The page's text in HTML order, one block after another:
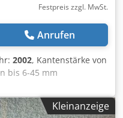
Festpreis zzgl. MwSt.
Anrufen
2002, Kantenstärke von
bis 6-45 mm
8 m/min.
"Patrone" -
Bündig-Radius-
Kleinanzeige